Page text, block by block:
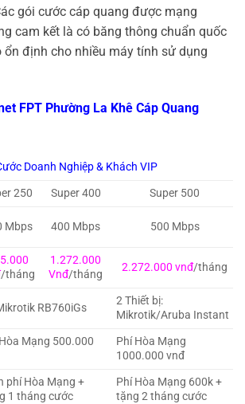
gói cước cáp quang được mạng
cam kết là có băng thông chuẩn quốc
ổn định cho nhiều máy tính sử dụng
FPT Phường La Khê Cáp Quang
Doanh Nghiệp & Khách VIP
250 Super 400
Super 500
Mbps 400 Mbps 500 Mbps
/tháng
1.272.000
Vnđ/tháng
2.272.000 vnđ/tháng
RB760iGs
2 Thiết bị:
Mikrotik/Aruba Instant
Mạng 500.000
Phí Hòa Mạng
1000.000 vnđ
phí Hòa Mạng +
1 tháng cước
Phí Hòa Mạng 600k +
tặng 2 tháng cước